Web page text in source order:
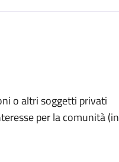
o altri soggetti privati
per la comunità (in